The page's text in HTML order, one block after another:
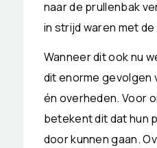
naar de prullenbak
in strijd waren met
Wanneer dit ook nu
dit enorme gevolgen
én overheden. Voor
betekent dit dat hun
door kunnen gaan.